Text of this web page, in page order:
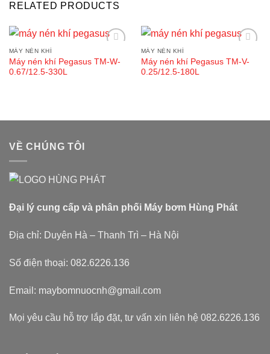
RELATED PRODUCTS
wishlist
MÁY NÉN KHÍ
Máy nén khí Pegasus TM-W-
0.67/12.5-330L
wishlist
MÁY NÉN KHÍ
Máy nén khí Pegasus TM-V-
0.25/12.5-180L
VỀ CHÚNG TÔI
Đại lý cung cấp và phân phối Máy bơm Hùng Phát
Địa chỉ: Duyên Hà – Thanh Trì – Hà Nội
Số điện thoại: 082.6226.136
Email: maybomnuocnh@gmail.com
Mọi yêu cầu hỗ trợ lắp đặt, tư vấn xin liên hệ 082.6226.136